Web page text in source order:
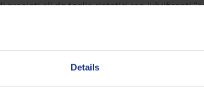
Details
pregiati oli da taglio sintetici con lubrificanti
(cradle-to-gate), del prodotto Q8 Bach